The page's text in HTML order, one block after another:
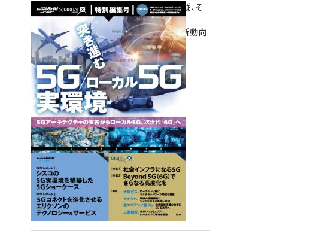
環境対策、建機の遠隔操縦、そ
して医療。
次世代通信規格「5G」最新動向
をこの1冊で学ぶ
SmartGrid ニューズレター ×
DIGITAL X 特別編集号 2022
Summer